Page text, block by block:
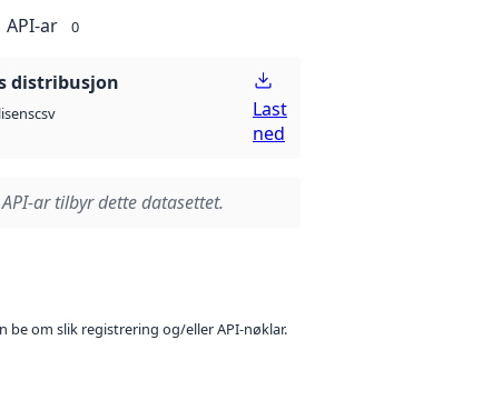
API-ar 0
distribusjon
csv
Last
ned
ar tilbyr dette datasettet.
be om slik registrering og/eller API-nøklar.